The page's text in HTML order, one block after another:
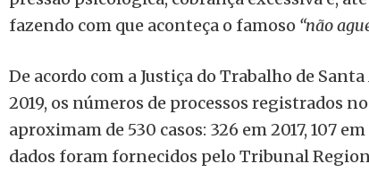
fazendo com que aconteça o famoso “não
De acordo com a Justiça do Trabalho de
2019, os números de processos registrados
aproximam de 530 casos: 326 em 2017, 107
dados foram fornecidos pelo Tribunal